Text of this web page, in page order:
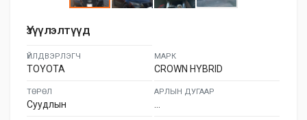
Үзүүлэлтүүд
ҮЙЛДВЭРЛЭГЧ
TOYOTA
МАРК
CROWN HYBRID
ТӨРӨЛ
Суудлын
АРЛЫН ДУГААР